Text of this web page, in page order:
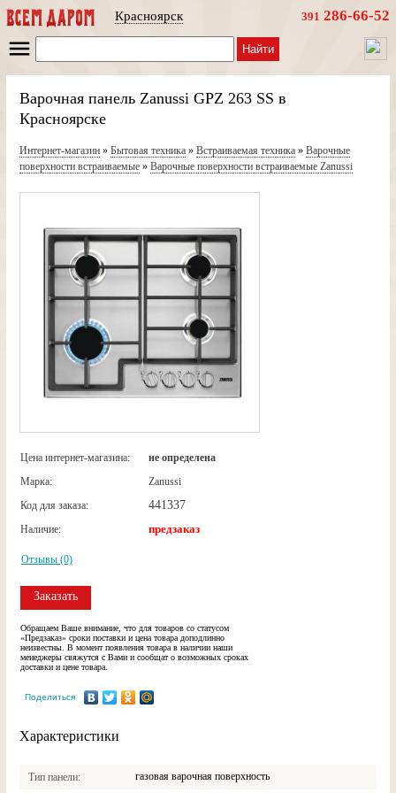
Красноярск 391 286-66-52
Найти
Варочная панель Zanussi GPZ 263 SS в
Красноярске
Интернет-магазин» Бытовая техника» Встраиваемая техника» Варочные
поверхности встраиваемые» Варочные поверхности встраиваемые Zanussi
Цена интернет-магазина:
не определена
Марка:
Zanussi
Код для заказа:
441337
Наличие: предзаказ
Отзывы (0)
Заказать
Обращаем Ваше внимание, что для товаров со статусом
«Предзаказ» сроки поставки и цена товара доподлинно
неизвестны. В момент появления товара в наличии наши
менеджеры свяжутся с Вами и сообщат о возможных сроках
доставки и цене товара.
Поделиться
Характеристики
Тип панели газовая варочная поверхность